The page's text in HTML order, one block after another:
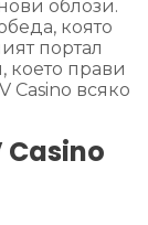
облози.
която
портал
което прави
Casino всяко
Casino